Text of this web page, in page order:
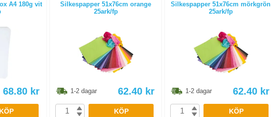
A4 180g vit
68.80 kr
KÖP
Silkespapper 51x76cm orange
25ark/fp
1-2 dagar 62.40 kr
KÖP
Silkespapper 51x76cm mörkgrön
25ark/fp
1-2 dagar 62.40 kr
KÖP